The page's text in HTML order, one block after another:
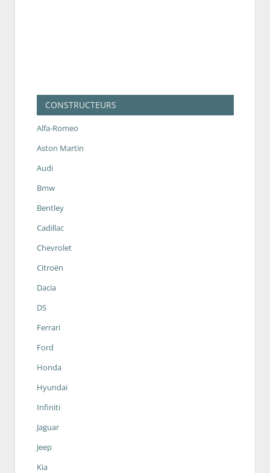
CONSTRUCTEURS
Alfa-Romeo
Aston Martin
Audi
Bmw
Bentley
Cadillac
Chevrolet
Citroën
Dacia
DS
Ferrari
Ford
Honda
Hyundai
Infiniti
Jaguar
Jeep
Kia